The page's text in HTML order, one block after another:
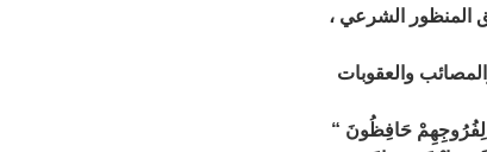
المنظور الشرعي ،